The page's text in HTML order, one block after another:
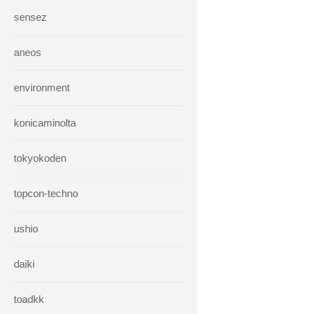
sensez
aneos
environment
konicaminolta
tokyokoden
topcon-techno
ushio
daiki
toadkk